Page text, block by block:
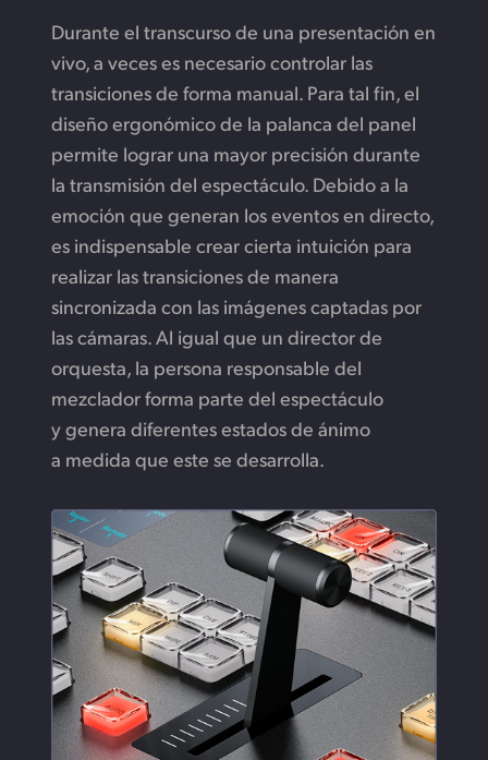
Durante el transcurso de una presentación en
vivo, a veces es necesario controlar las
transiciones de forma manual. Para tal fin, el
diseño ergonómico de la palanca del panel
permite lograr una mayor precisión durante
la transmisión del espectáculo. Debido a la
emoción que generan los eventos en directo,
es indispensable crear cierta intuición para
realizar las transiciones de manera
sincronizada con las imágenes captadas por
las cámaras. Al igual que un director de
orquesta, la persona responsable del
mezclador forma parte del espectáculo
y genera diferentes estados de ánimo
a medida que este se desarrolla.